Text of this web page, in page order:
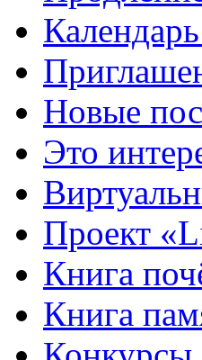
Новые
Это
Проект
Книга
Книга